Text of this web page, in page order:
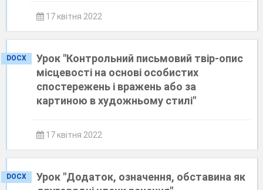
17 квітня 2022
DOCX
Урок "Контрольний письмовий твір-опис
місцевості на основі особистих
спостережень і вражень або за
картиною в художньому стилі"
17 квітня 2022
DOCX
Урок "Додаток, означення, обставина як